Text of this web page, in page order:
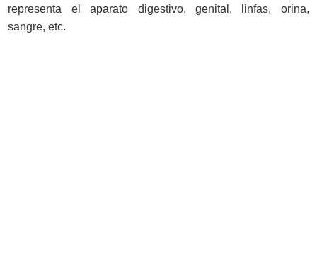
representa el aparato digestivo, genital, linfas, orina,
sangre, etc.